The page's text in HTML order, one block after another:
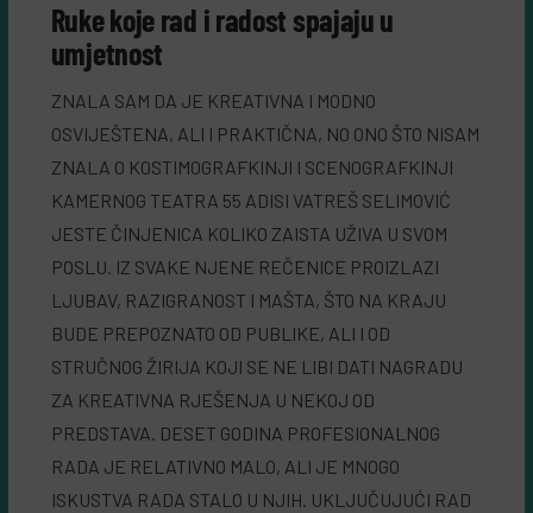
Ruke koje rad i radost spajaju u
umjetnost
ZNALA SAM DA JE KREATIVNA I MODNO
OSVIJEŠTENA, ALI I PRAKTIČNA, NO ONO ŠTO NISAM
ZNALA O KOSTIMOGRAFKINJI I SCENOGRAFKINJI
KAMERNOG TEATRA 55 ADISI VATREŠ SELIMOVIĆ
JESTE ČINJENICA KOLIKO ZAISTA UŽIVA U SVOM
POSLU. IZ SVAKE NJENE REČENICE PROIZLAZI
LJUBAV, RAZIGRANOST I MAŠTA, ŠTO NA KRAJU
BUDE PREPOZNATO OD PUBLIKE, ALI I OD
STRUČNOG ŽIRIJA KOJI SE NE LIBI DATI NAGRADU
ZA KREATIVNA RJEŠENJA U NEKOJ OD
PREDSTAVA. DESET GODINA PROFESIONALNOG
RADA JE RELATIVNO MALO, ALI JE MNOGO
ISKUSTVA RADA STALO U NJIH. UKLJUČUJUĆI RAD